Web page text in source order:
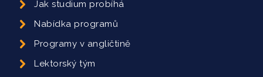
Jak studium probíhá
Nabídka programů
Programy v angličtině
Lektorský tým